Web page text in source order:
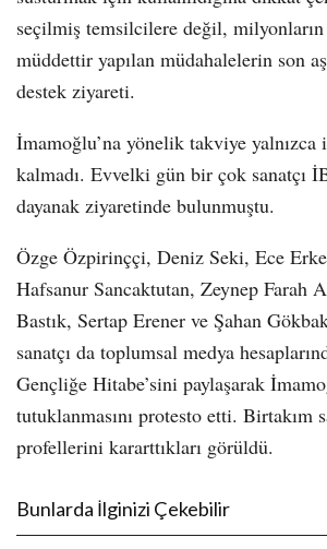
seçilmiş temsilcilere değil,
müddettir yapılan müdahalelerin son
destek ziyareti.
İmamoğlu’na yönelik takviye
kalmadı. Evvelki gün bir çok sanatçı
dayanak ziyaretinde bulunmuştu.
Özge Özpirinççi, Deniz Seki, Ece
Hafsanur Sancaktutan, Zeynep Farah
Bastık, Sertap Erener ve Şahan
sanatçı da toplumsal medya
Gençliğe Hitabe’sini paylaşarak
tutuklanmasını protesto etti. Birtakım
profellerini kararttıkları görüldü.
Bunlarda İlginizi Çekebilir